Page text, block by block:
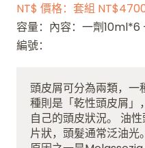
NT$ 價格：套組
容量：內容：一劑
編號：
頭皮屑可分為兩類，一
種則是「乾性頭皮屑」
自己的頭皮狀況。 油
片狀，頭髮通常泛油光